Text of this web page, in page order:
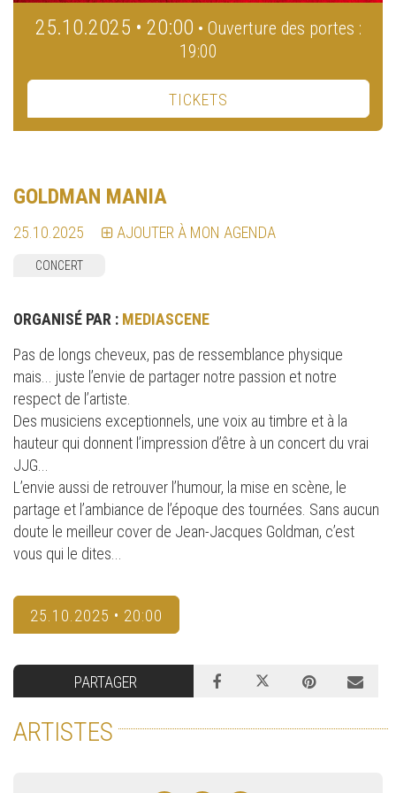
25.10.2025 • 20:00 • Ouverture des portes :
19:00
TICKETS
GOLDMAN MANIA
25.10.2025 AJOUTER À MON AGENDA
CONCERT
ORGANISÉ PAR : MEDIASCENE
Pas de longs cheveux, pas de ressemblance physique
mais... juste l’envie de partager notre passion et notre
respect de l’artiste.
Des musiciens exceptionnels, une voix au timbre et à la
hauteur qui donnent l’impression d’être à un concert du vrai
JJG...
L’envie aussi de retrouver l’humour, la mise en scène, le
partage et l’ambiance de l’époque des tournées. Sans aucun
doute le meilleur cover de Jean-Jacques Goldman, c’est
vous qui le dites...
25.10.2025 • 20:00
PARTAGER
ARTISTES